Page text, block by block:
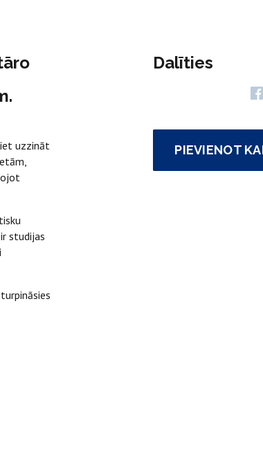
uzzināt
studijas
Dalīties
PIEVIENOT